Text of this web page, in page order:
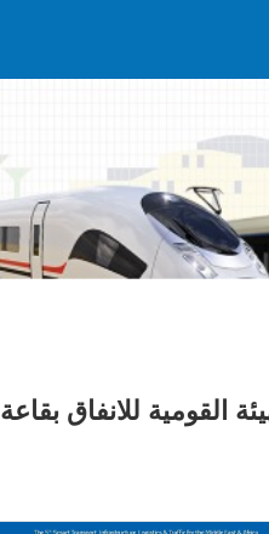
القومية للانفاق بقاعة 1